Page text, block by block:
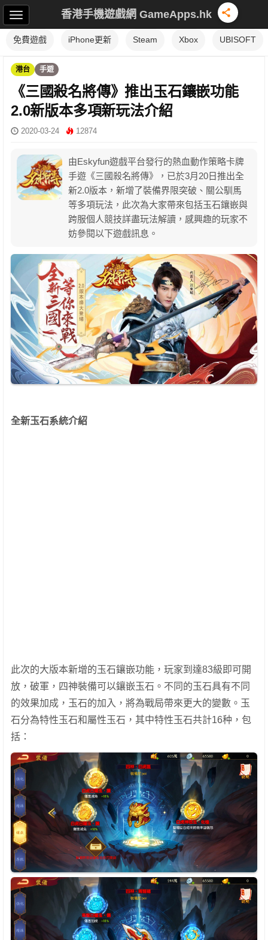
香港手機遊戲網 GameApps.hk
免費遊戲 iPhone更新 Steam Xbox UBISOFT
港台 手遊
《三國殺名將傳》推出玉石鑲嵌功能
2.0新版本多項新玩法介紹
2020-03-24 12874
由Eskyfun遊戲平台發行的熱血動作策略卡牌
手遊《三國殺名將傳》，已於3月20日推出全
新2.0版本，新增了裝備界限突破、關公馴馬
等多項玩法，此次為大家帶來包括玉石鑲嵌與
跨服個人競技詳盡玩法解讀，感興趣的玩家不
妨參閱以下遊戲訊息。
全新玉石系統介紹
此次的大版本新增的玉石鑲嵌功能，玩家到達83級即可開
放，破軍，四神裝備可以鑲嵌玉石。不同的玉石具有不同
的效果加成，玉石的加入，將為戰局帶來更大的變數。玉
石分為特性玉石和屬性玉石，其中特性玉石共計16种，包
括：